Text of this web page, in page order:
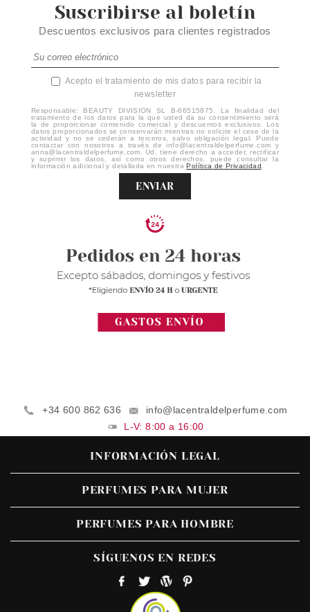
Suscribirse al boletín
Descuentos exclusivos para clientes registrados
Acepto el tratamiento de mis datos para recibir la
newsletter
Responsable: BEAUTY DIVISION SL B-66515875. La finalidad del
tratamiento de los datos para la que usted da su consentimiento será
la de proporcionar contenido comercial y descuentos exclusivos. Los
datos proporcionados se conservarán mientras no solicite el cese de la
actividad y no se cederán a terceros, salvo obligación legal. Puede
contactar con nosotros a través de info@lacentraldelperfume.com y
anna@lacentraldelperfume.com. Ud. tiene derecho a acceder, rectificar
y suprimir los datos, así como otros derechos, puede consultar la
información adicional y detallada en nuestraPolítica de Privacidad
ENVIAR
+34 600 862 636
info@lacentraldelperfume.com
L-V: 8:00 a 16:00
INFORMACIÓN LEGAL
PERFUMES PARA MUJER
PERFUMES PARA HOMBRE
SÍGUENOS EN REDES